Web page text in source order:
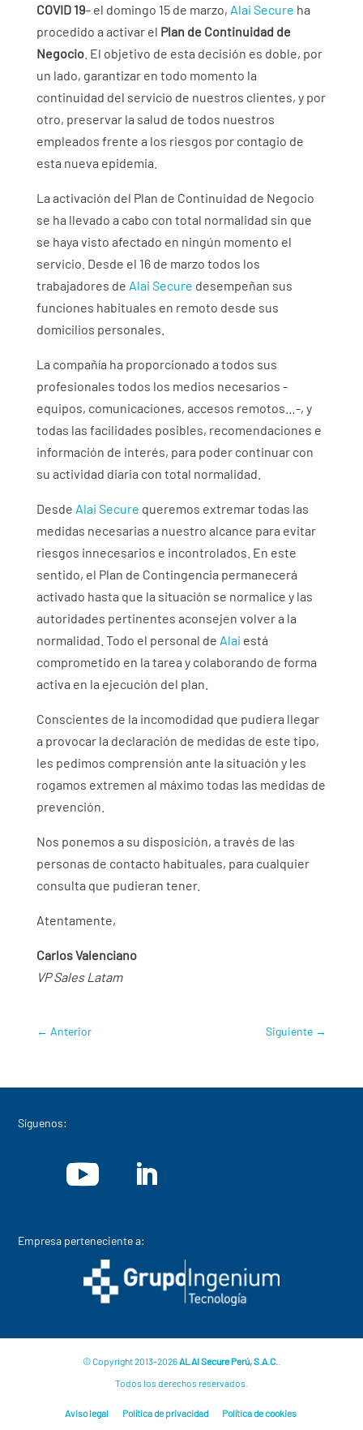
COVID 19– el domingo 15 de marzo, Alai Secure ha
procedido a activar el Plan de Continuidad de
Negocio. El objetivo de esta decisión es doble, por
un lado, garantizar en todo momento la
continuidad del servicio de nuestros clientes, y por
otro, preservar la salud de todos nuestros
empleados frente a los riesgos por contagio de
esta nueva epidemia.
La activación del Plan de Continuidad de Negocio
se ha llevado a cabo con total normalidad sin que
se haya visto afectado en ningún momento el
servicio. Desde el 16 de marzo todos los
trabajadores de Alai Secure desempeñan sus
funciones habituales en remoto desde sus
domicilios personales.
La compañía ha proporcionado a todos sus
profesionales todos los medios necesarios -
equipos, comunicaciones, accesos remotos…-, y
todas las facilidades posibles, recomendaciones e
información de interés, para poder continuar con
su actividad diaria con total normalidad.
Desde Alai Secure queremos extremar todas las
medidas necesarias a nuestro alcance para evitar
riesgos innecesarios e incontrolados. En este
sentido, el Plan de Contingencia permanecerá
activado hasta que la situación se normalice y las
autoridades pertinentes aconsejen volver a la
normalidad. Todo el personal de Alai está
comprometido en la tarea y colaborando de forma
activa en la ejecución del plan.
Conscientes de la incomodidad que pudiera llegar
a provocar la declaración de medidas de este tipo,
les pedimos comprensión ante la situación y les
rogamos extremen al máximo todas las medidas de
prevención.
Nos ponemos a su disposición, a través de las
personas de contacto habituales, para cualquier
consulta que pudieran tener.
Atentamente,
Carlos Valenciano
VP Sales Latam
← Anterior Siguiente →
Síguenos:
Empresa perteneciente a:
© Copyright 2013-2026ALAI Secure Perú, S.A.C.
Todos los derechos reservados.
Aviso legal Política de privacidad Política de cookies